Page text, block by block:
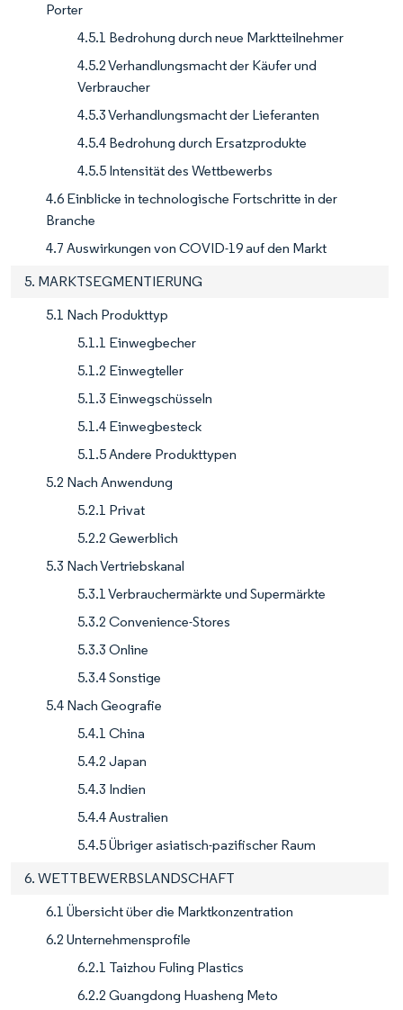
Porter
4.5.1 Bedrohung durch neue Marktteilnehmer
4.5.2 Verhandlungsmacht der Käufer und
Verbraucher
4.5.3 Verhandlungsmacht der Lieferanten
4.5.4 Bedrohung durch Ersatzprodukte
4.5.5 Intensität des Wettbewerbs
4.6 Einblicke in technologische Fortschritte in der
Branche
4.7 Auswirkungen von COVID-19 auf den Markt
5. MARKTSEGMENTIERUNG
5.1 Nach Produkttyp
5.1.1 Einwegbecher
5.1.2 Einwegteller
5.1.3 Einwegschüsseln
5.1.4 Einwegbesteck
5.1.5 Andere Produkttypen
5.2 Nach Anwendung
5.2.1 Privat
5.2.2 Gewerblich
5.3 Nach Vertriebskanal
5.3.1 Verbrauchermärkte und Supermärkte
5.3.2 Convenience-Stores
5.3.3 Online
5.3.4 Sonstige
5.4 Nach Geografie
5.4.1 China
5.4.2 Japan
5.4.3 Indien
5.4.4 Australien
5.4.5 Übriger asiatisch-pazifischer Raum
6. WETTBEWERBSLANDSCHAFT
6.1 Übersicht über die Marktkonzentration
6.2 Unternehmensprofile
6.2.1 Taizhou Fuling Plastics
6.2.2 Guangdong Huasheng Meto